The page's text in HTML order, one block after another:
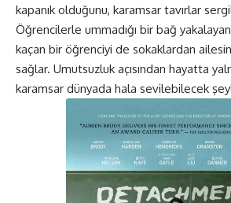
kapanık olduğunu, karamsar tavırlar
Öğrencilerle ummadığı bir bağ
kaçan bir öğrenciyi de sokaklardan
sağlar. Umutsuzluk açısından hayatta
karamsar dünyada hala sevilebilecek